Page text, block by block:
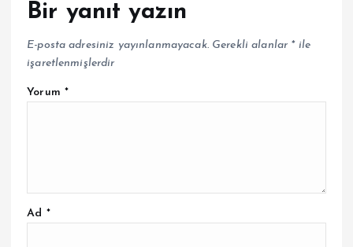
Bir yanıt yazın
E-posta adresiniz yayınlanmayacak. Gerekli alanlar *ile
işaretlenmişlerdir
Yorum *
Ad *